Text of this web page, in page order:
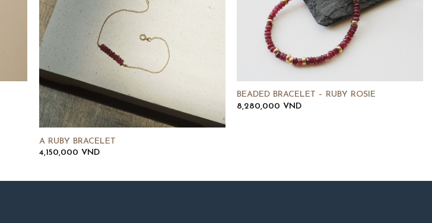
A RUBY BRACELET
4,150,000 VND
BEADED BRACELET – RUBY ROSIE
8,280,000 VND